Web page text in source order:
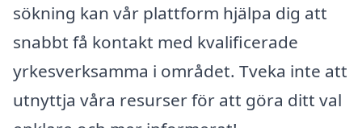
sökning kan vår plattform hjälpa dig att
snabbt få kontakt med kvalificerade
yrkesverksamma i området. Tveka inte att
utnyttja våra resurser för att göra ditt val